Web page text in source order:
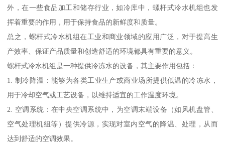
外，在一些食品加工和储存行业，如冷库中，螺杆式冷水机组也发
挥着重要的作用，用于保持食品的新鲜度和质量。
总之，螺杆式冷水机组在工业和商业领域的应用广泛，对于提高生
产效率、保证产品质量和创造舒适的环境都具有重要的意义。
螺杆式冷水机组是一种提供冷冻水的设备，其主要作用包括：
1. 制冷降温：能够为各类工业生产或商业场所提供低温的冷冻水，
用于冷却空气或工艺设备，以维持适宜的工作温度环境。
2. 空调系统：在中央空调系统中，为空调末端设备（如风机盘管、
空气处理机组等）提供冷源，实现对室内空气的降温、处理，从而
达到舒适的空调效果。